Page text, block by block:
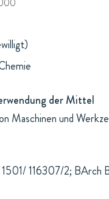
der Mittel
Maschinen und
116307/2; BArch